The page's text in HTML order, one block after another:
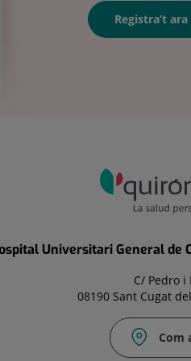
Registra’t ara
Universitari General de
C/ Pedro i
08190 Sant Cugat
Com